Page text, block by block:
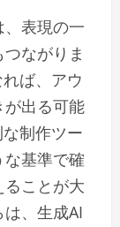
表現の一
ながりま
ば、アウ
が出る可能
制作ツー
基準で確
ことが大
、生成AI